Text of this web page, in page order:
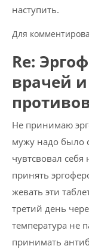
наступить.
Для
Re:
врачей
Не принимаю
мужу надо было
чувтсвовал
принять
жевать эти
третий день
температура не
принимать